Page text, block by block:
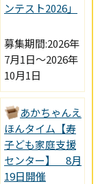
ンテスト2026」
募集期間:2026年
7月1日～2026年
10月1日
あかちゃんえ
ほんタイム【寿
子ども家庭支援
センター】 8月
19日開催